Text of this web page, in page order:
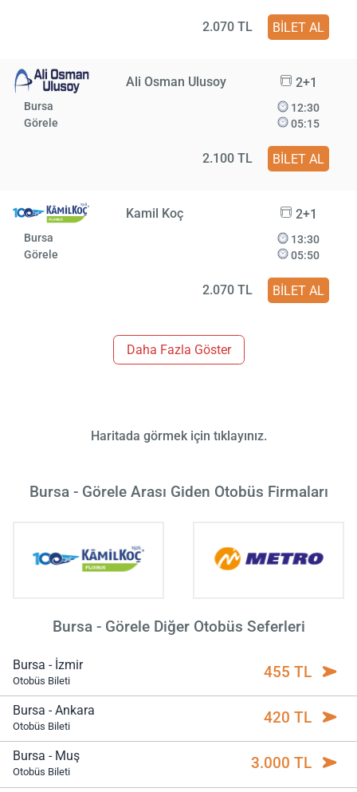
2.070 TL BİLET AL
Ali Osman Ulusoy 2+1
Bursa
Görele
12:30
05:15
2.100 TL BİLET AL
Kamil Koç 2+1
Bursa
Görele
13:30
05:50
2.070 TL BİLET AL
Daha Fazla Göster
Haritada görmek için tıklayınız.
Bursa - Görele Arası Giden Otobüs Firmaları
Bursa - Görele Diğer Otobüs Seferleri
Bursa - İzmir
Otobüs Bileti 455 TL
Bursa - Ankara
Otobüs Bileti 420 TL
Bursa - Muş
Otobüs Bileti 3.000 TL